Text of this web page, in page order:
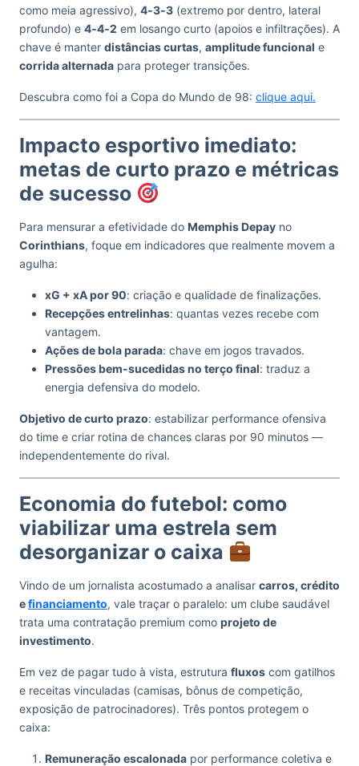
como meia agressivo), 4‑3‑3 (extremo por dentro, lateral
profundo) e 4‑4‑2 em losango curto (apoios e infiltrações). A
chave é manter distâncias curtas, amplitude funcional e
corrida alternada para proteger transições.
Descubra como foi a Copa do Mundo de 98: clique aqui.
Impacto esportivo imediato:
metas de curto prazo e métricas
de sucesso
Para mensurar a efetividade do Memphis Depay no
Corinthians, foque em indicadores que realmente movem a
agulha:
xG + xA por 90: criação e qualidade de finalizações.
Recepções entrelinhas: quantas vezes recebe com
vantagem.
Ações de bola parada: chave em jogos travados.
Pressões bem-sucedidas no terço final: traduz a
energia defensiva do modelo.
Objetivo de curto prazo: estabilizar performance ofensiva
do time e criar rotina de chances claras por 90 minutos —
independentemente do rival.
Economia do futebol: como
viabilizar uma estrela sem
desorganizar o caixa
Vindo de um jornalista acostumado a analisar carros, crédito
efinanciamento, vale traçar o paralelo: um clube saudável
trata uma contratação premium como projeto de
investimento.
Em vez de pagar tudo à vista, estrutura fluxos com gatilhos
e receitas vinculadas (camisas, bônus de competição,
exposição de patrocinadores). Três pontos protegem o
caixa:
Remuneração escalonada por performance coletiva e